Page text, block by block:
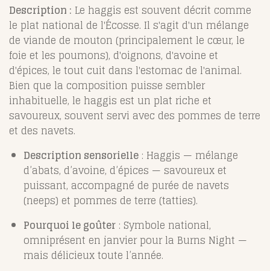
Description : Le haggis est souvent décrit comme
le plat national de l'Écosse. Il s'agit d'un mélange
de viande de mouton (principalement le cœur, le
foie et les poumons), d'oignons, d'avoine et
d'épices, le tout cuit dans l'estomac de l'animal.
Bien que la composition puisse sembler
inhabituelle, le haggis est un plat riche et
savoureux, souvent servi avec des pommes de terre
et des navets.
Description sensorielle : Haggis — mélange
d’abats, d’avoine, d’épices — savoureux et
puissant, accompagné de purée de navets
(neeps) et pommes de terre (tatties).
Pourquoi le goûter : Symbole national,
omniprésent en janvier pour la Burns Night —
mais délicieux toute l’année.